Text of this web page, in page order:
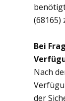
(68165)
Bei
Nach
der